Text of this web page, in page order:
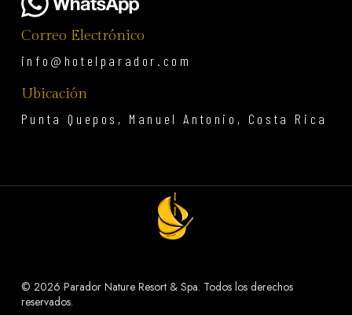
Correo Electrónico
info@hotelparador.com
Ubicación
Punta Quepos, Manuel Antonio, Costa Rica
© 2026 Parador Nature Resort & Spa. Todos los derechos
reservados.